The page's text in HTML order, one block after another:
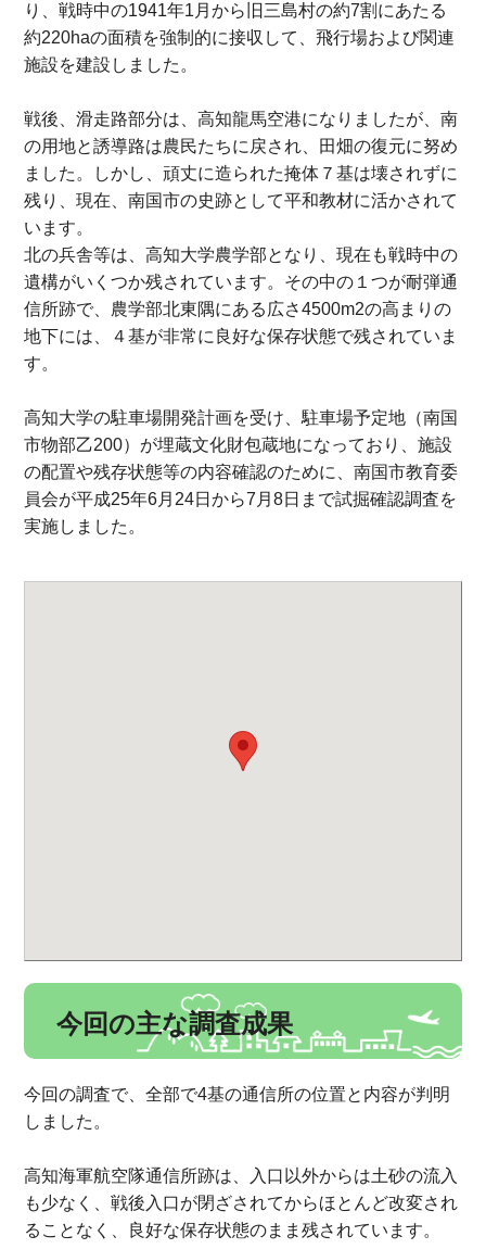
り、戦時中の1941年1月から旧三島村の約7割にあたる
約220haの面積を強制的に接収して、飛行場および関連
施設を建設しました。
戦後、滑走路部分は、高知龍馬空港になりましたが、南
の用地と誘導路は農民たちに戻され、田畑の復元に努め
ました。しかし、頑丈に造られた掩体７基は壊されずに
残り、現在、南国市の史跡として平和教材に活かされて
います。
北の兵舎等は、高知大学農学部となり、現在も戦時中の
遺構がいくつか残されています。その中の１つが耐弾通
信所跡で、農学部北東隅にある広さ4500m2の高まりの
地下には、４基が非常に良好な保存状態で残されていま
す。
高知大学の駐車場開発計画を受け、駐車場予定地（南国
市物部乙200）が埋蔵文化財包蔵地になっており、施設
の配置や残存状態等の内容確認のために、南国市教育委
員会が平成25年6月24日から7月8日まで試掘確認調査を
実施しました。
今回の主な調査成果
今回の調査で、全部で4基の通信所の位置と内容が判明
しました。
高知海軍航空隊通信所跡は、入口以外からは土砂の流入
も少なく、戦後入口が閉ざされてからほとんど改変され
ることなく、良好な保存状態のまま残されています。